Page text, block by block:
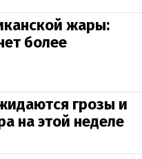
жары:
более
грозы и
на этой неделе